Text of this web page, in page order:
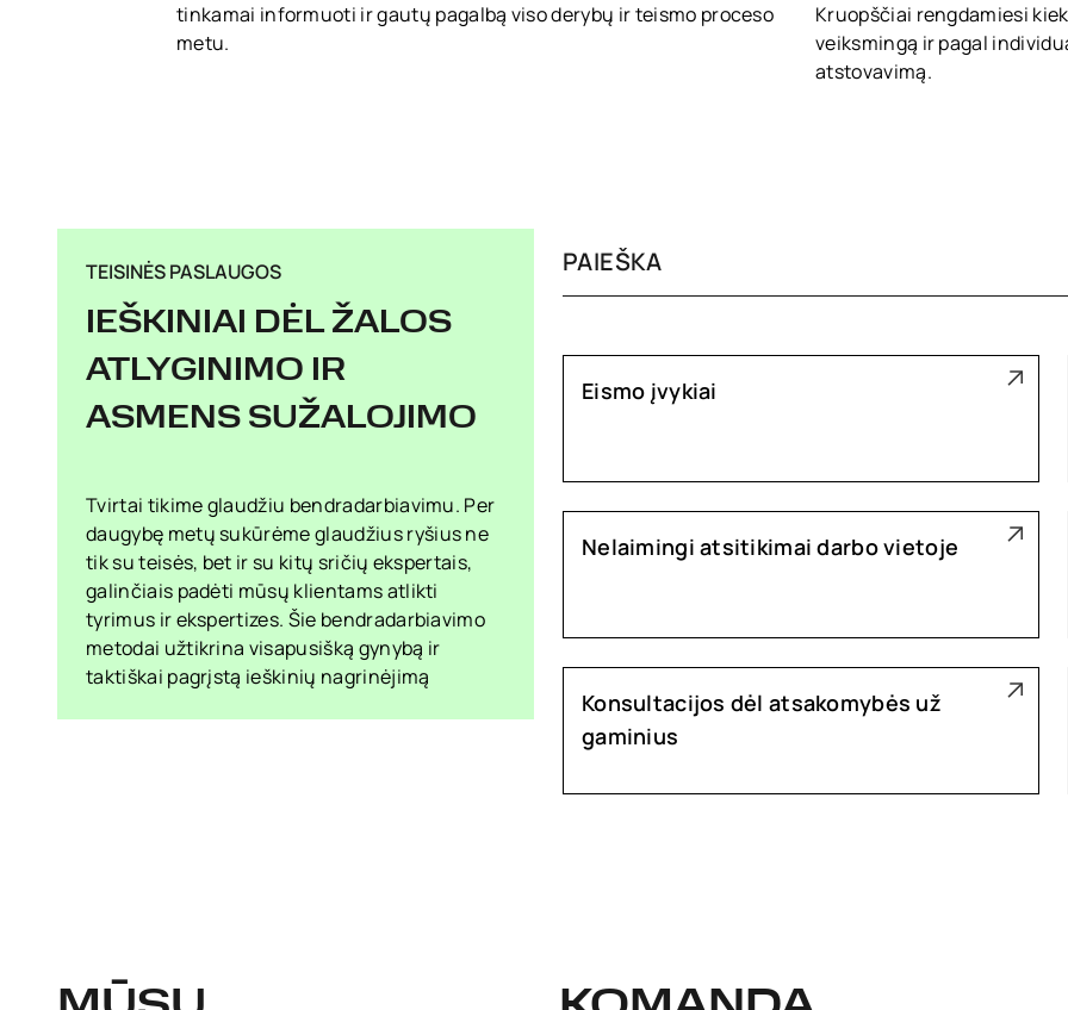
tinkamai informuoti ir gautų pagalbą viso derybų ir teismo proceso
metu.
Kruopščiai rengdamiesi
veiksmingą ir pagal
atstovavimą.
TEISINĖS PASLAUGOS
IEŠKINIAI DĖL ŽALOS
ATLYGINIMO IR
ASMENS SUŽALOJIMO
Tvirtai tikime glaudžiu bendradarbiavimu. Per
daugybę metų sukūrėme glaudžius ryšius ne
tik su teisės, bet ir su kitų sričių ekspertais,
galinčiais padėti mūsų klientams atlikti
tyrimus ir ekspertizes. Šie bendradarbiavimo
metodai užtikrina visapusišką gynybą ir
taktiškai pagrįstą ieškinių nagrinėjimą
Eismo įvykiai
Nelaimingi atsitikimai darbo vietoje
Konsultacijos dėl atsakomybės už
gaminius